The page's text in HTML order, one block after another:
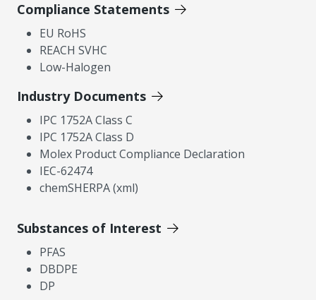
Compliance Statements
EU RoHS
REACH SVHC
Low-Halogen
Industry Documents
IPC 1752A Class C
IPC 1752A Class D
Molex Product Compliance Declaration
IEC-62474
chemSHERPA (xml)
Substances of Interest
PFAS
DBDPE
DP